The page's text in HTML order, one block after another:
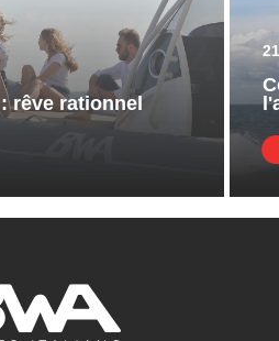
: rêve rationnel